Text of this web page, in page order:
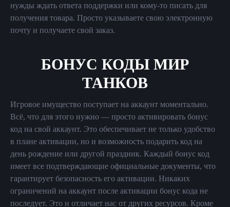
нужды ждать ответа поддержки или кому-то писать для
получения товара. Просто указываете свою электронную
почту и получаете свой заказ.
БОНУС КОДЫ МИР
ТАНКОВ
Игровое имущество поступает на аккаунт моментально.
Всё, что для этого нужно — просто активировать бонус
код на свой аккаунт. Это обеспечивает не только удобство
в плане активации, но и возможность подарить код на
день рождение или другой праздник. Каждый бонус код
имеет все подтверждающие официальные документы, что
гарантирует безопасность его активации. Никаких
ограничений на аккаунт после активации бонус кода не
последует. Это и отличает нас от других ресурсов. Кроме